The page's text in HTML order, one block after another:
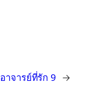
อาจารย์ที่รัก 9 →